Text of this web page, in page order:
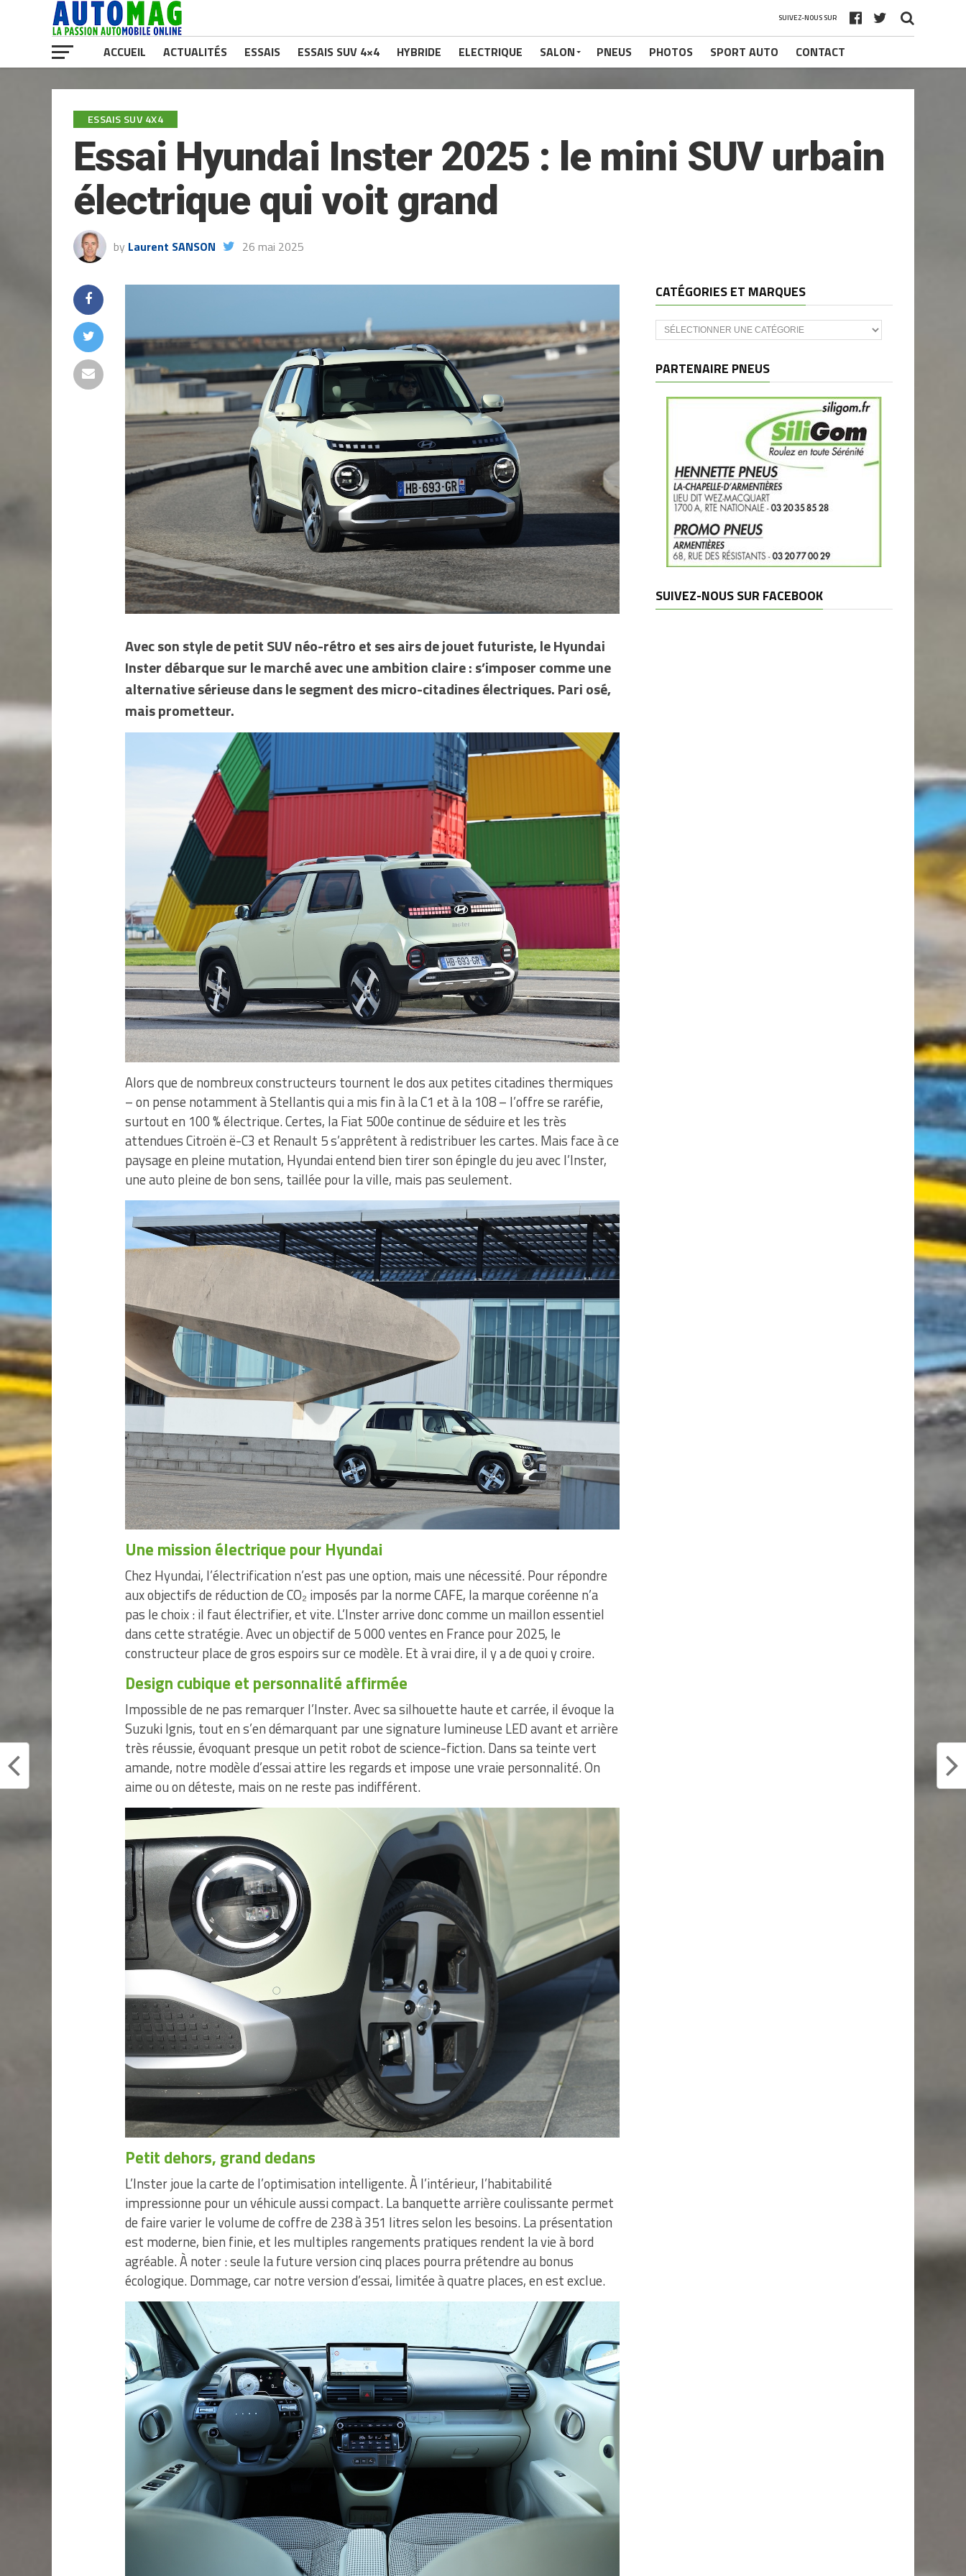
SUIVEZ-NOUS SUR
ACCUEIL ACTUALITÉS ESSAIS ESSAIS SUV 4×4 HYBRIDE ELECTRIQUE SALON PNEUS PHOTOS SPORT AUTO CONTACT
ESSAIS SUV 4X4
Essai Hyundai Inster 2025 : le mini SUV urbain
électrique qui voit grand
by Laurent SANSON 26 mai 2025
Avec son style de petit SUV néo-rétro et ses airs de jouet futuriste, le Hyundai
Inster débarque sur le marché avec une ambition claire : s’imposer comme une
alternative sérieuse dans le segment des micro-citadines électriques. Pari osé,
mais prometteur.
Alors que de nombreux constructeurs tournent le dos aux petites citadines thermiques
– on pense notamment à Stellantis qui a mis fin à la C1 et à la 108 – l’offre se raréfie,
surtout en 100 % électrique. Certes, la Fiat 500e continue de séduire et les très
attendues Citroën ë-C3 et Renault 5 s’apprêtent à redistribuer les cartes. Mais face à ce
paysage en pleine mutation, Hyundai entend bien tirer son épingle du jeu avec l’Inster,
une auto pleine de bon sens, taillée pour la ville, mais pas seulement.
Une mission électrique pour Hyundai
Chez Hyundai, l’électrification n’est pas une option, mais une nécessité. Pour répondre
aux objectifs de réduction de CO₂ imposés par la norme CAFE, la marque coréenne n’a
pas le choix : il faut électrifier, et vite. L’Inster arrive donc comme un maillon essentiel
dans cette stratégie. Avec un objectif de 5 000 ventes en France pour 2025, le
constructeur place de gros espoirs sur ce modèle. Et à vrai dire, il y a de quoi y croire.
Design cubique et personnalité affirmée
Impossible de ne pas remarquer l’Inster. Avec sa silhouette haute et carrée, il évoque la
Suzuki Ignis, tout en s’en démarquant par une signature lumineuse LED avant et arrière
très réussie, évoquant presque un petit robot de science-fiction. Dans sa teinte vert
amande, notre modèle d’essai attire les regards et impose une vraie personnalité. On
aime ou on déteste, mais on ne reste pas indifférent.
Petit dehors, grand dedans
L’Inster joue la carte de l’optimisation intelligente. À l’intérieur, l’habitabilité
impressionne pour un véhicule aussi compact. La banquette arrière coulissante permet
de faire varier le volume de coffre de 238 à 351 litres selon les besoins. La présentation
est moderne, bien finie, et les multiples rangements pratiques rendent la vie à bord
agréable. À noter : seule la future version cinq places pourra prétendre au bonus
écologique. Dommage, car notre version d’essai, limitée à quatre places, en est exclue.
CATÉGORIES ET MARQUES
Catégories
et
PARTENAIRE PNEUS
SUIVEZ-NOUS SUR FACEBOOK